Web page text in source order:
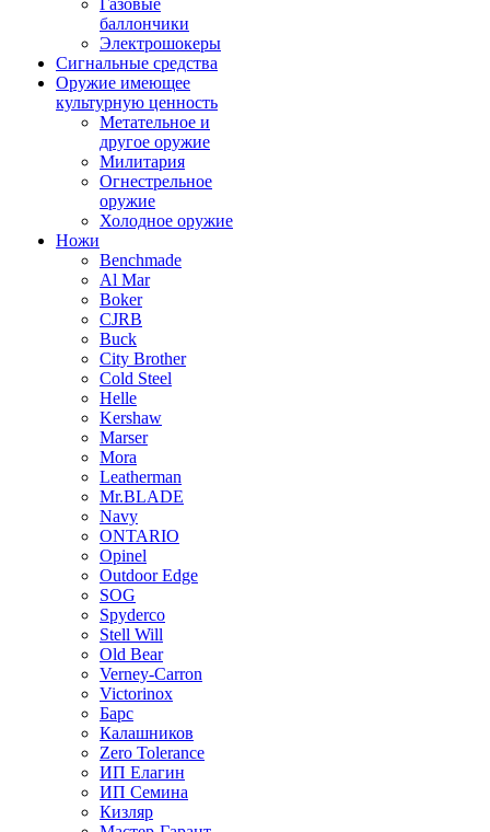
Газовые
баллончики
Электрошокеры
Сигнальные средства
Оружие имеющее
культурную ценность
Метательное и
другое оружие
Милитария
Огнестрельное
оружие
Холодное оружие
Ножи
Benchmade
Al Mar
Boker
CJRB
Buck
City Brother
Cold Steel
Helle
Kershaw
Marser
Mora
Leatherman
Mr.BLADE
Navy
ONTARIO
Opinel
Outdoor Edge
SOG
Spyderco
Stell Will
Old Bear
Verney-Carron
Victorinox
Барс
Калашников
Zero Tolerance
ИП Елагин
ИП Семина
Кизляр